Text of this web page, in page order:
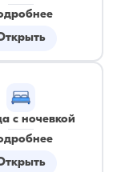
с ночевкой